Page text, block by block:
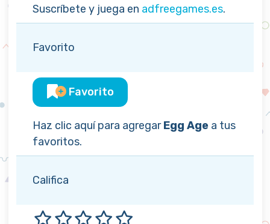
Suscríbete y juega en adfreegames.es.
Favorito
Favorito
Haz clic aquí para agregarEgg Age a tus
favoritos.
Califica